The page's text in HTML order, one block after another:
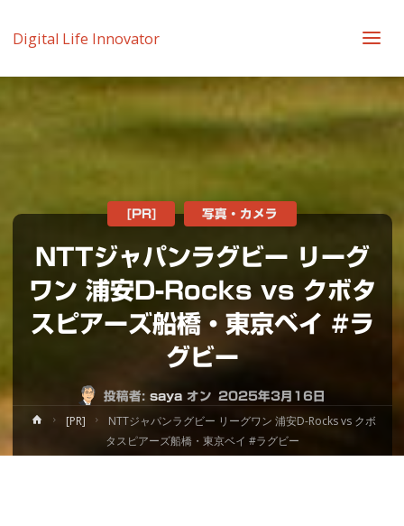
Digital Life Innovator
NTTジャパンラグビー リーグ
ワン 浦安D-Rocks vs クボタ
スピアーズ船橋・東京ベイ #ラ
グビー
投稿者: saya オン 2025年3月16日
[PR] 写真・カメラ
ホ
ム
[PR]
NTTジャパンラグビー リーグワン 浦安D-Rocks vs クボ
タスピアーズ船橋・東京ベイ #ラグビー